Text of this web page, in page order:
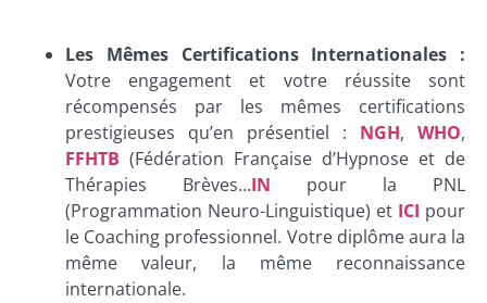
Les Mêmes Certifications Internationales :
Votre engagement et votre réussite sont
récompensés par les mêmes certifications
prestigieuses qu’en présentiel : NGH, WHO,
FFHTB (Fédération Française d’Hypnose et de
Thérapies Brèves…IN pour la PNL
(Programmation Neuro-Linguistique) et ICI pour
le Coaching professionnel. Votre diplôme aura la
même valeur, la même reconnaissance
internationale.